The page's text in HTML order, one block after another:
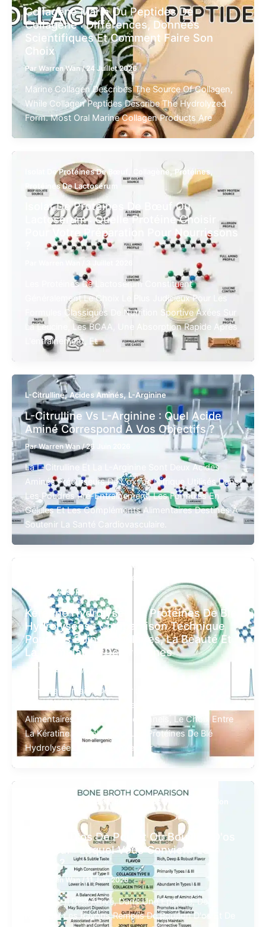
Collagène Marin Ou Peptides De
Collagène : Différences, Données
Scientifiques Et Comment Faire Son
Choix
Par Warren Wan/24 Juillet 2026
Marine Collagen Describes The Source Of Collagen,
While Collagen Peptides Describe The Hydrolyzed
Form. Most Oral Marine Collagen Products Are
Isolat De Protéines De Bœuf Collagène Protéines
Protéines De Lactosérum
Isolat De Protéines De Bœuf Ou
Lactosérum : Quelle Protéine Choisir
Pour Votre Préparation Pour Nourrissons
Les Protéines De Lactosérum Constituent
Généralement Le Choix Le Plus Judicieux Pour Les
Formules Classiques De Nutrition Sportive Axées Sur
La Leucine, Les BCAA, Une Absorption Rapide Après
L'entraînement, Et
L-Citrulline,Acides Aminés, L-Arginine
L-Citrulline Vs L-Arginine : Quel Acide
Aminé Correspond À Vos Objectifs ?
ParWarren Wan /26 Juin 2026
La L-Citrulline Et La L-Arginine Sont Deux Acides
Aminés Précurseurs De L'oxyde Nitrique Utilisés Dans
Les Poudres Pré-Entraînement, Les Formules En
Gélules Et Les Compléments Alimentaires Destinés À
Soutenir La Santé Cardiovasculaire.
Kératine Hydrolysée
Hydrolysées,Protéines
Kératine Hydrolysée Vs Protéines De Blé
Hydrolysées : Comparaison Technique
Pour Les Soins Capillaires, La Beauté Et
La Formulation De Protéines
Warren Wan /
Dans Le Domaine Des Nutricosmétiques, Des
Produits De Soins Capillaires Et Des Compléments
Alimentaires Protéinés Fonctionnels, Le Choix Entre
La Kératine Hydrolysée Et Les Protéines De Blé
Hydrolysées Doit Se Fonder Sur
Bouillon D'os De Poulet Bouillon D'os De Bœuf
Bouillon D'os De Poulet Ou Bouillon D'os
De Bœuf : Lequel Vous Convient Le
Mieux ?
Warren Wan / 11 Juin 2026
Vous Est-Il Déjà Arrivé, Dans Une Épicerie, De
Regarder Les Rayons Remplis De Bouillon D'os Et De